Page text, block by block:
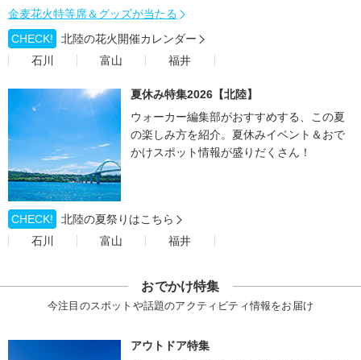
金麦花火特等席＆グッズが当たる
CHECK!
北陸の花火開催カレンダー
石川
富山 福井
夏休み特集2026【北陸】
ウォーカー編集部がおすすめする、この夏
の楽しみ方を紹介。夏休みイベント＆おで
かけスポット情報が盛りだくさん！
CHECK!
北陸の夏祭りはこちら
石川
富山 福井
おでかけ特集
今注目のスポットや話題のアクティビティ情報をお届け
アウトドア特集